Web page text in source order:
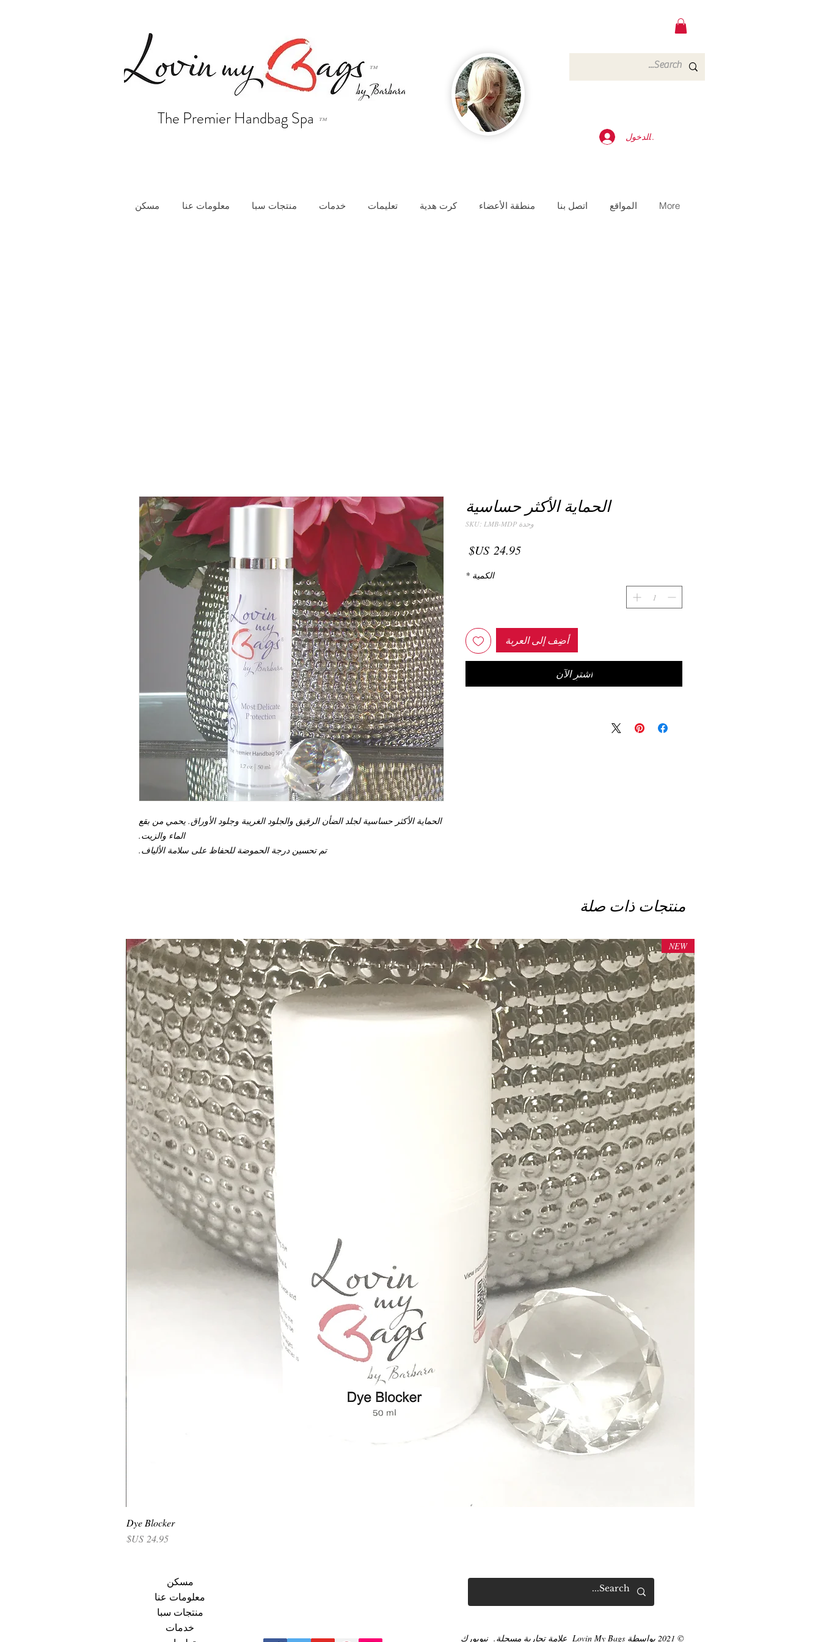
™
The Premier Handbag Spa ™
تسجيل الدخول
مسكن معلومات عنا منتجات سبا خدمات تعليمات كرت هدية منطقة الأعضاء اتصل بنا المواقع More
الحماية الأكثر حساسية لجلد الضأن الرقيق والجلود الغريبة وجلود الأوراق. يحمي من بقع
الماء والزيت.
تم تحسين درجة الحموضة للحفاظ على سلامة الألياف.
الحماية الأكثر حساسية
وحدة SKU: LMB-MDP
السعر
الكمية *
أضِف إلى العربة
اشترِ الآن
منتجات ذات صلة
NEW
Dye Blocker
السعر
مسكن
معلومات عنا
منتجات سبا
خدمات
© 2021 بواسطة Lovin My Bags علامة تجارية مسجلة. نيويورك